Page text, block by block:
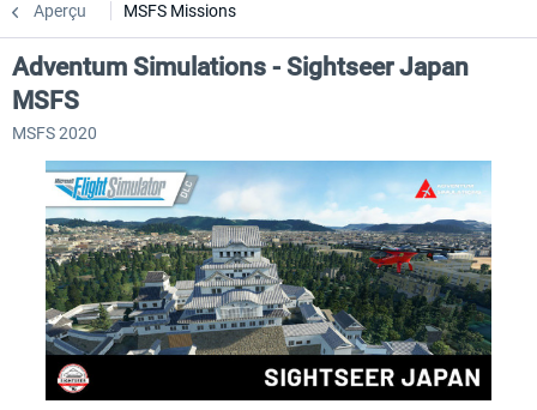
Aperçu MSFS Missions
Adventum Simulations - Sightseer Japan
MSFS
MSFS 2020